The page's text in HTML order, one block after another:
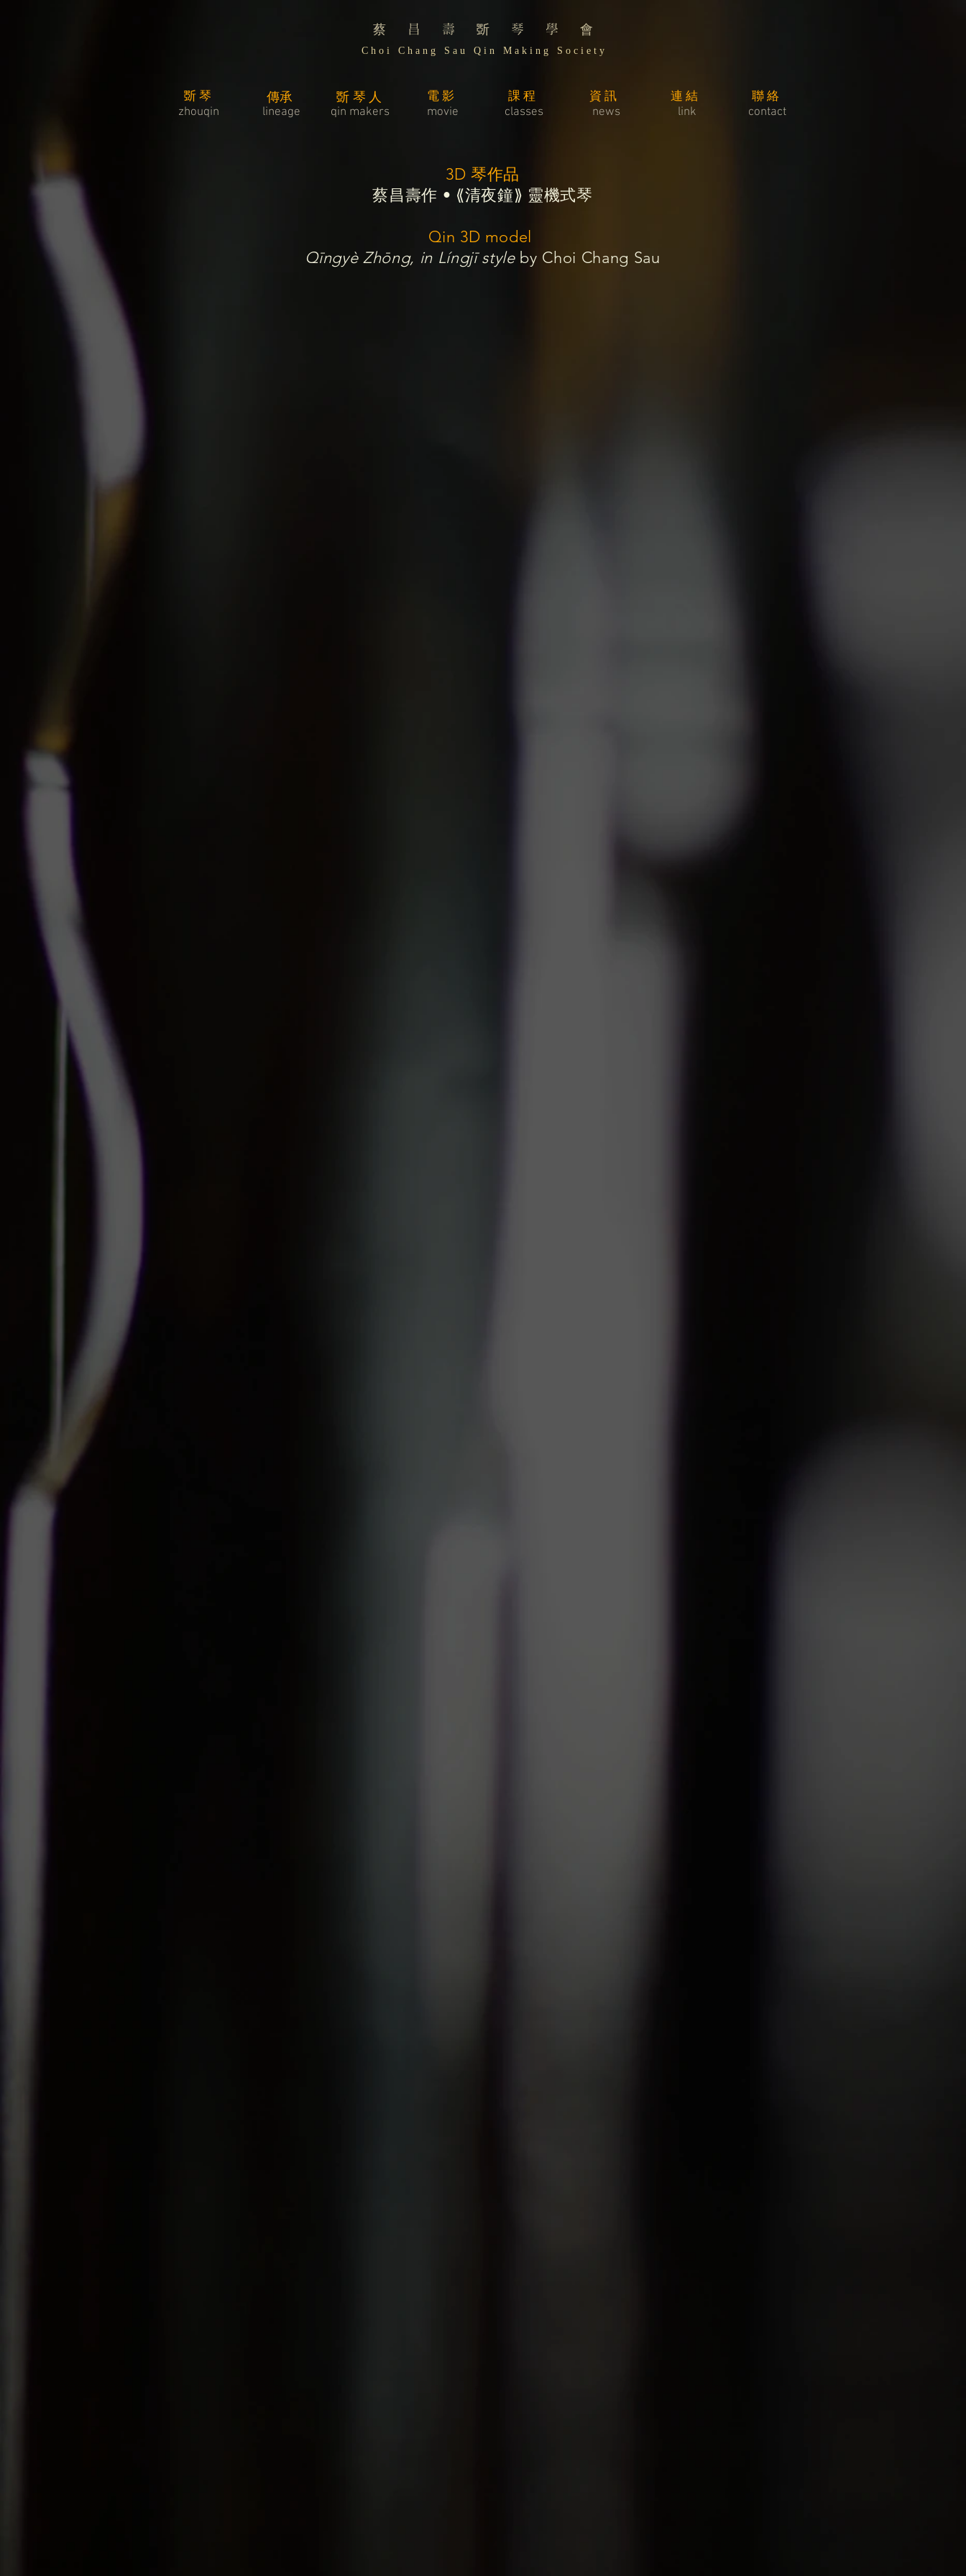
蔡 昌 壽 斲 琴 學 會
C h o i C h a n g S a u Q i n M a k i n g S o c i e t y
斲琴 傳承 斲琴人 電影 資訊 連結 ​聯絡
課程
zhouqin
lineage ​qin makers movie classes news link contact
​3D 琴作品
蔡昌壽作 • ⟪清夜鐘⟫ 靈機式琴
Qin 3D model
Qīngyè Zhōng, in Língjī style by Choi Chang Sau